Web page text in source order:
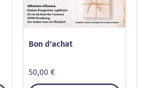
Bon d'achat
50,00 €